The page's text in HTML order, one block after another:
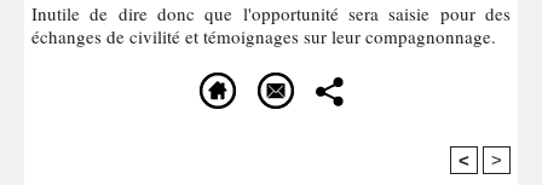
Inutile de dire donc que l'opportunité sera saisie pour des
échanges de civilité et témoignages sur leur compagnonnage.
< >